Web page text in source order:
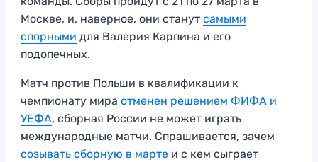
Москве, и, наверное, они станут самыми
спорными для Валерия Карпина и его
подопечных.
Матч против Польши в квалификации к
чемпионату мира отменен решением ФИФА и
УЕФА, сборная России не может играть
международные матчи. Спрашивается, зачем
созывать сборную в марте и с кем сыграет